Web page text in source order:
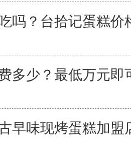
吗？台拾记蛋糕价
多少？最低万元即
早味现烤蛋糕加盟